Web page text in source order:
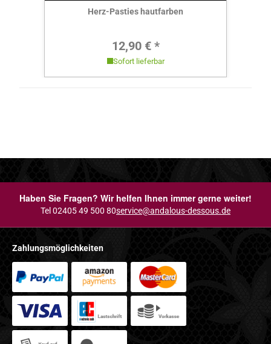
Herz-Pasties hautfarben
Regulärer Preis:
12,90 € *
Sofort lieferbar
Haben Sie Fragen? Wir helfen Ihnen immer gerne weiter!
Tel 02405 49 500 80service@andalous-dessous.de
Zahlungsmöglichkeiten